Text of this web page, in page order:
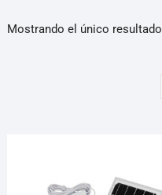
Mostrando el único resultado